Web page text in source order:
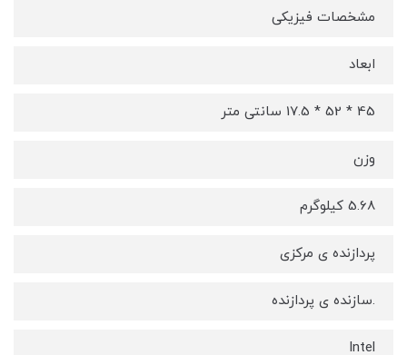
مشخصات فیزیکی
ابعاد
45 * 52 * 17.5 سانتی متر
وزن
5.68 کیلوگرم
پردازنده ی مرکزی
.سازنده ی پردازنده
Intel